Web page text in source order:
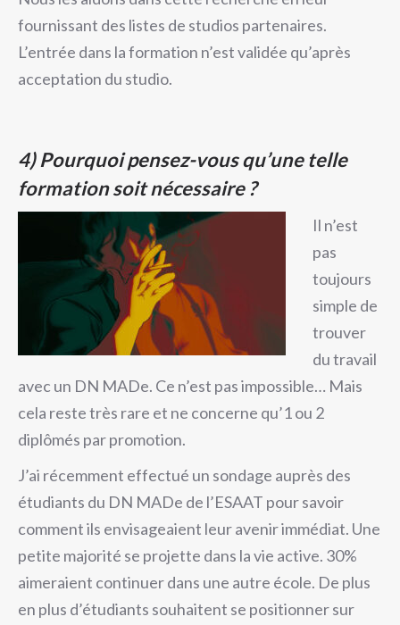
fournissant des listes de studios partenaires.
L’entrée dans la formation n’est validée qu’après
acceptation du studio.
4)Pourquoi pensez-vous qu’une telle
formation soit nécessaire ?
Il n’est
pas
toujours
simple de
trouver
du travail
avec un DN MADe. Ce n’est pas impossible… Mais
cela reste très rare et ne concerne qu’1 ou 2
diplômés par promotion.
J’ai récemment effectué un sondage auprès des
étudiants du DN MADe de l’ESAAT pour savoir
comment ils envisageaient leur avenir immédiat. Une
petite majorité se projette dans la vie active. 30%
aimeraient continuer dans une autre école. De plus
en plus d’étudiants souhaitent se positionner sur